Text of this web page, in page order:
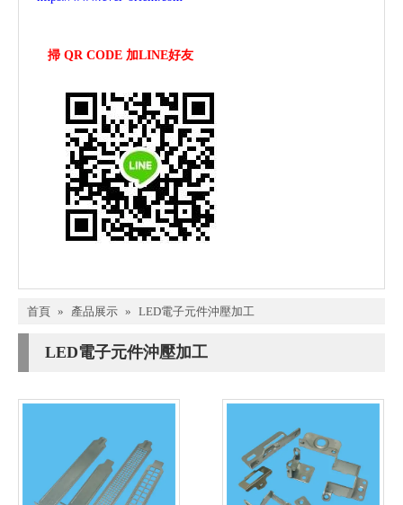
掃 QR CODE 加LINE好友
首頁 » 產品展示 » LED電子元件沖壓加工
LED電子元件沖壓加工